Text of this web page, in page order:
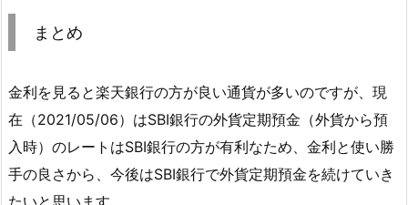
まとめ
金利を見ると楽天銀行の方が良い通貨が多いのですが、現
在（2021/05/06）はSBI銀行の外貨定期預金（外貨から預
入時）のレートはSBI銀行の方が有利なため、金利と使い勝
手の良さから、今後はSBI銀行で外貨定期預金を続けていき
たいと思います。